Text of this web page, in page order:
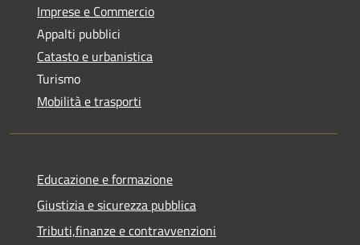
Imprese e Commercio
Appalti pubblici
Catasto e urbanistica
Turismo
Mobilità e trasporti
Educazione e formazione
Giustizia e sicurezza pubblica
Tributi,finanze e contravvenzioni